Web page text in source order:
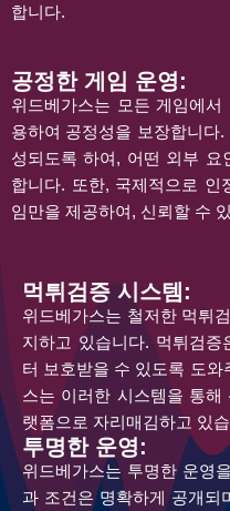
합니다.
공정한 게임 운영:
위드베가스는 모든 게임에
용하여 공정성을 보장합니다
성되도록 하여, 어떤 외부
합니다. 또한, 국제적으로 인
임만을 제공하여, 신뢰할 수
먹튀검증 시스템:
위드베가스는 철저한 먹튀
지하고 있습니다. 먹튀검
터 보호받을 수 있도록 도
스는 이러한 시스템을 통
랫폼으로 자리매김하고 있
투명한 운영:
위드베가스는 투명한 운영
과 조건은 명확하게 공개되